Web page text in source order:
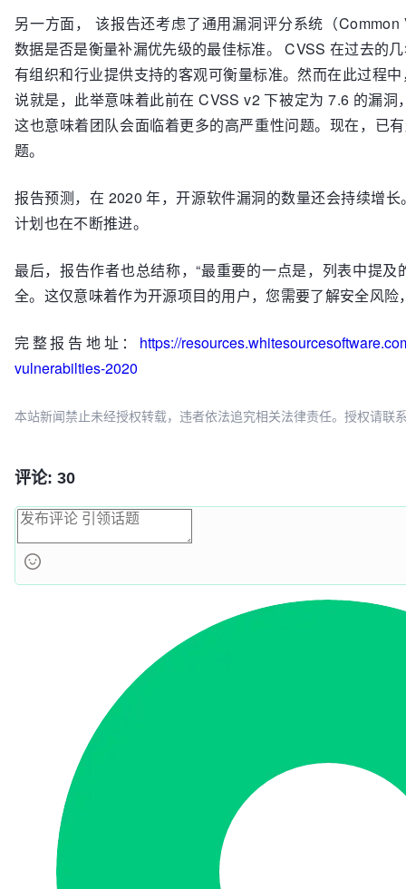
另一方面， 该报告还考虑了通用漏洞评分系统（
数据是否是衡量补漏优先级的最佳标准。 CVSS 在过去的
有组织和行业提供支持的客观可衡量标准。然而在此过程
说就是，此举意味着此前在 CVSS v2 下被定为 7.6 的漏
这也意味着团队会面临着更多的高严重性问题。现在，已
题。
报告预测，在 2020 年，开源软件漏洞的数量还会持续增
计划也在不断推进。
最后，报告作者也总结称，“最重要的一点是，列表中提
全。这仅意味着作为开源项目的用户，您需要了解安全风
完整报告地址： https://
vulnerabilties-2020
本站新闻禁止未经授权转载，违者依法追究相关法律责任。授权请联
评论: 30